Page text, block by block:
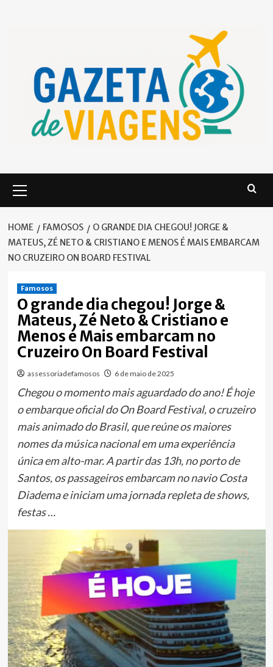
Menu
HOME FAMOSOS
O GRANDE DIA CHEGOU! JORGE &
MATEUS, ZÉ NETO & CRISTIANO E MENOS É MAIS EMBARCAM
NO CRUZEIRO ON BOARD FESTIVAL
Famosos
O grande dia chegou! Jorge &
Mateus, Zé Neto & Cristiano e
Menos é Mais embarcam no
Cruzeiro On Board Festival
assessoriadefamosos 6 de maio de 2025
Chegou o momento mais aguardado do ano! É hoje
o embarque oficial do On Board Festival, o cruzeiro
mais animado do Brasil, que reúne os maiores
nomes da música nacional em uma experiência
única em alto-mar. A partir das 13h, no porto de
Santos, os passageiros embarcam no navio Costa
Diadema e iniciam uma jornada repleta de shows,
festas …